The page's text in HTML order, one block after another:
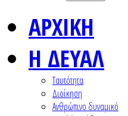
ΑΡΧΙΚΗ
Η ΔΕΥΑΛ
Ταυτότητα
Διοίκηση
Ανθρώπινο δυναμικό